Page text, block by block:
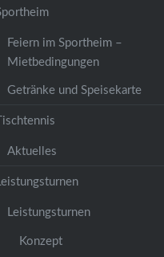
Feiern im Sportheim –
Mietbedingungen
Getränke und Speisekarte
Tischtennis
Aktuelles
Leistungsturnen
Konzept